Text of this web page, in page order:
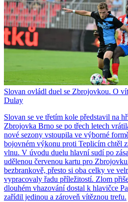
Slovan ovládl duel se Zbrojovkou. O
Dulay
Slovan se ve třetím kole představil na
Zbrojovka Brno se po třech letech
nové sezony vstoupila ve výborné
bojovném výkonu proti Teplicím chtěl
vlnu. V úvodu duelu hlavní sudí po
udělenou červenou kartu pro
bezbrankově, přesto si oba celky ve
vypracovaly řadu příležitostí. Zlom
dlouhém vhazování dostal k hlavičce
zařídil jedinou a zároveň vítěznou trefu.